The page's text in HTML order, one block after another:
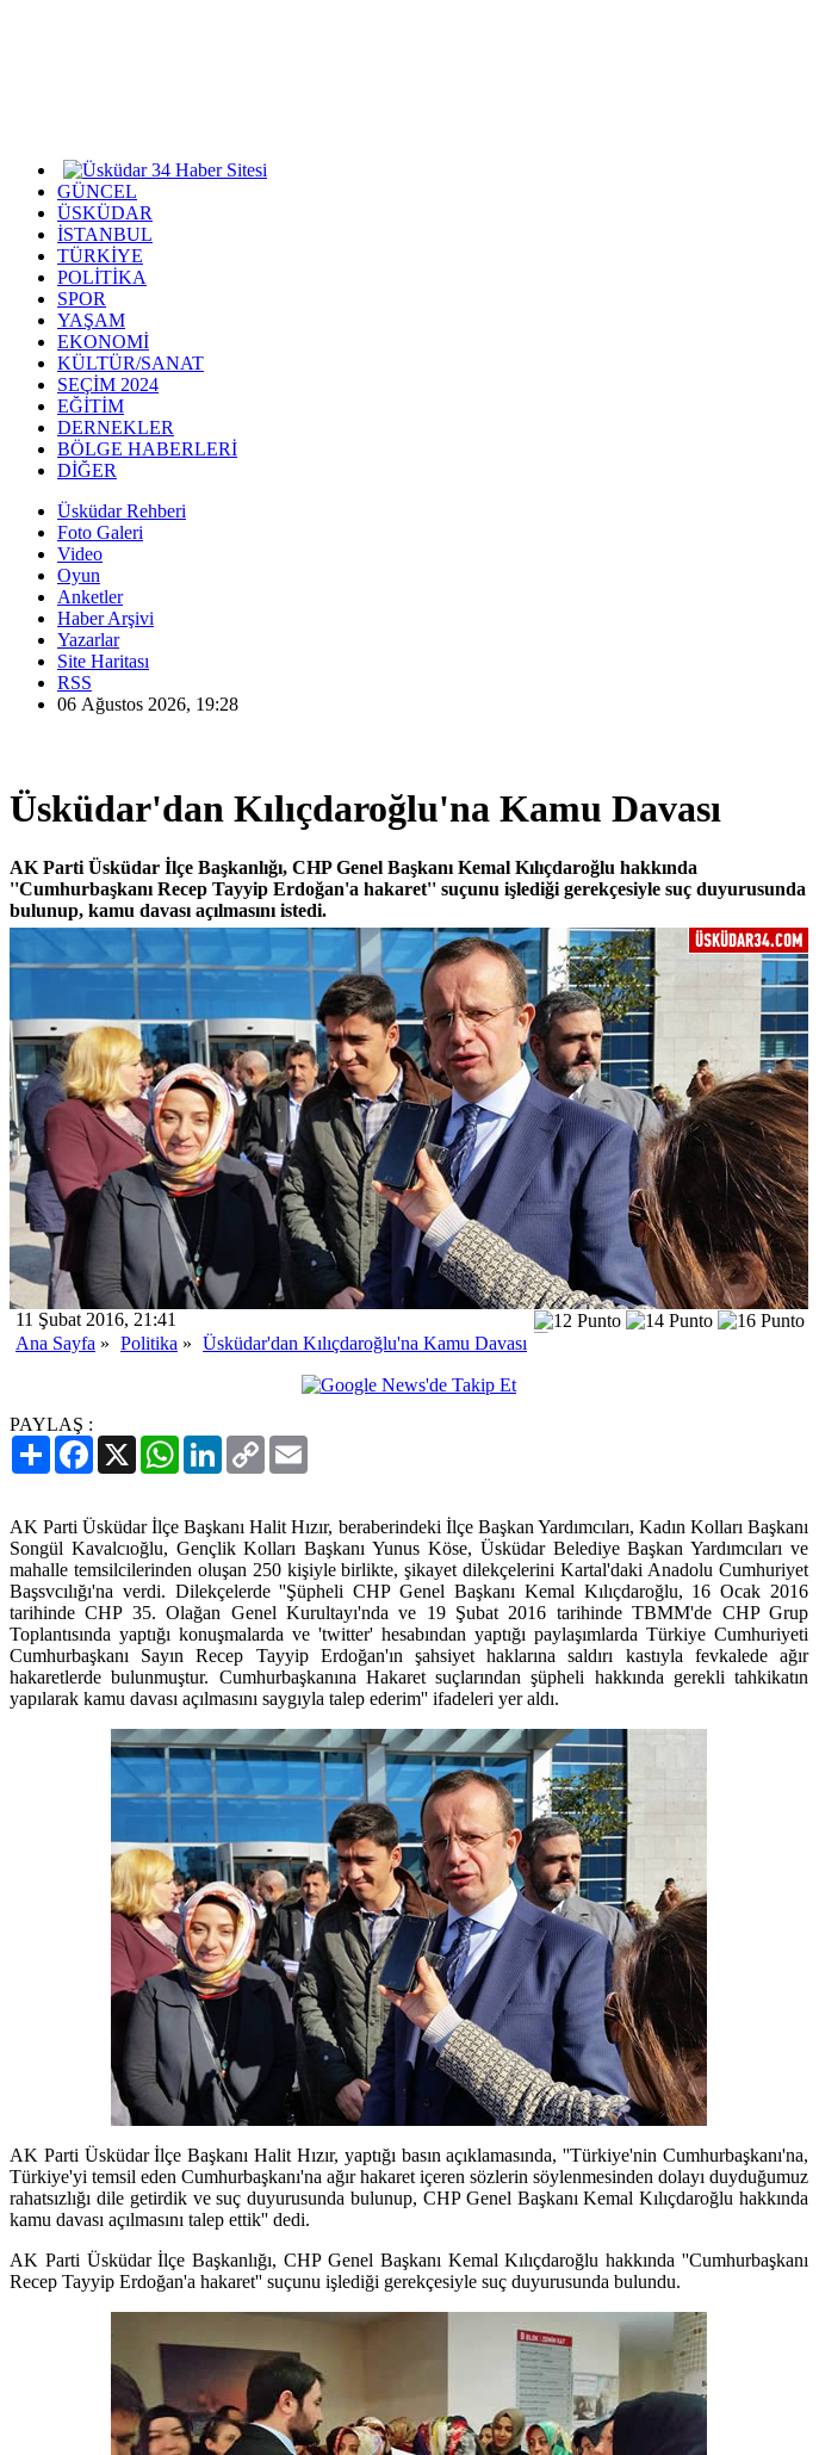
GÜNCEL
ÜSKÜDAR
İSTANBUL
TÜRKİYE
POLİTİKA
SPOR
YAŞAM
EKONOMİ
KÜLTÜR/SANAT
SEÇİM 2024
EĞİTİM
DERNEKLER
BÖLGE HABERLERİ
DİĞER
Üsküdar Rehberi
Foto Galeri
Video
Oyun
Anketler
Haber Arşivi
Yazarlar
Site Haritası
RSS
06 Ağustos 2026, 19:28
Üsküdar'dan Kılıçdaroğlu'na Kamu Davası
AK Parti Üsküdar İlçe Başkanlığı, CHP Genel Başkanı Kemal Kılıçdaroğlu hakkında
''Cumhurbaşkanı Recep Tayyip Erdoğan'a hakaret'' suçunu işlediği gerekçesiyle suç duyurusunda
bulunup, kamu davası açılmasını istedi.
11 Şubat 2016, 21:41
Ana Sayfa » Politika » Üsküdar'dan Kılıçdaroğlu'na Kamu Davası
PAYLAŞ :
PaylaşFacebook
X WhatsAppLinkedIn
Copy
Link
AK Parti Üsküdar İlçe Başkanı Halit Hızır, beraberindeki İlçe Başkan Yardımcıları, Kadın Kolları Başkanı
Songül Kavalcıoğlu, Gençlik Kolları Başkanı Yunus Köse, Üsküdar Belediye Başkan Yardımcıları ve
mahalle temsilcilerinden oluşan 250 kişiyle birlikte, şikayet dilekçelerini Kartal'daki Anadolu Cumhuriyet
Başsvcılığı'na verdi. Dilekçelerde ''Şüpheli CHP Genel Başkanı Kemal Kılıçdaroğlu, 16 Ocak 2016
tarihinde CHP 35. Olağan Genel Kurultayı'nda ve 19 Şubat 2016 tarihinde TBMM'de CHP Grup
Toplantısında yaptığı konuşmalarda ve 'twitter' hesabından yaptığı paylaşımlarda Türkiye Cumhuriyeti
Cumhurbaşkanı Sayın Recep Tayyip Erdoğan'ın şahsiyet haklarına saldırı kastıyla fevkalede ağır
hakaretlerde bulunmuştur. Cumhurbaşkanına Hakaret suçlarından şüpheli hakkında gerekli tahkikatın
yapılarak kamu davası açılmasını saygıyla talep ederim'' ifadeleri yer aldı.
AK Parti Üsküdar İlçe Başkanı Halit Hızır, yaptığı basın açıklamasında, ''Türkiye'nin Cumhurbaşkanı'na,
Türkiye'yi temsil eden Cumhurbaşkanı'na ağır hakaret içeren sözlerin söylenmesinden dolayı duyduğumuz
rahatsızlığı dile getirdik ve suç duyurusunda bulunup, CHP Genel Başkanı Kemal Kılıçdaroğlu hakkında
kamu davası açılmasını talep ettik'' dedi.
AK Parti Üsküdar İlçe Başkanlığı, CHP Genel Başkanı Kemal Kılıçdaroğlu hakkında ''Cumhurbaşkanı
Recep Tayyip Erdoğan'a hakaret'' suçunu işlediği gerekçesiyle suç duyurusunda bulundu.